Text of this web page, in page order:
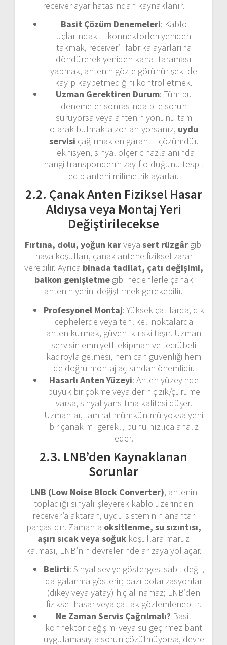
receiver ayar hatasından kaynaklanır.
Basit Çözüm Denemeleri: Kablo
uçlarındaki F konnektörleri yeniden
takmak, receiver’ı fabrika ayarlarına
döndürerek yeniden kanal taraması
yapmak, antenin gözle görünür şekilde
kayıp kaybetmediğini kontrol etmek.
Uzman Gerektiren Durum: Tüm bu
denemeler sonrasında bile sorun
sürüyorsa veya antenin yönünü tam
olarak bulmakta zorlanıyorsanız, uydu
servisi çağırmak en garantili çözümdür.
Teknisyen, sinyal ölçer cihazla anında
hangi transponderın zayıf olduğunu tespit
edip anteni milimetrik ayarlar.
2.2. Çanak Anten Fiziksel Hasar
Aldıysa veya Montaj Yeri
Değiştirilecekse
Fırtına, dolu, yoğun karveya sert rüzgârgibi
hava koşulları, çanak antene fiziksel zarar
verebilir. Ayrıca binada tadilat, çatı değişimi,
balkon genişletmegibi nedenlerle çanak
antenin yerini değiştirmek gerekebilir.
Profesyonel Montaj: Yüksek çatılarda, dik
cephelerde veya tehlikeli noktalarda
anten kurmak, güvenlik riski taşır. Uzman
servisin emniyetli ekipman ve tecrübeli
kadroyla gelmesi, hem can güvenliği hem
de doğru montaj açısından önemlidir.
Hasarlı Anten Yüzeyi: Anten yüzeyinde
büyük bir çökme veya derin çizik/çürüme
varsa, sinyal yansıtma kalitesi düşer.
Uzmanlar, tamirat mümkün mü yoksa yeni
bir çanak mı gerekli, bunu hızlıca analiz
eder.
2.3. LNB’den Kaynaklanan
Sorunlar
LNB (Low Noise Block Converter), antenin
topladığı sinyali işleyerek kablo üzerinden
receiver’a aktaran, uydu sisteminin anahtar
parçasıdır. Zamanla oksitlenme, su sızıntısı,
aşırı sıcak veya soğuk koşullara maruz
kalması, LNB’nin devrelerinde arızaya yol açar.
Belirti: Sinyal seviye göstergesi sabit değil,
dalgalanma gösterir; bazı polarizasyonlar
(dikey veya yatay) hiç alınamaz; LNB’den
fiziksel hasar veya çatlak gözlemlenebilir.
Ne Zaman Servis Çağrılmalı? Basit
konnektör değişimi veya su geçirmez bant
uygulamasıyla sorun çözülmüyorsa, devre